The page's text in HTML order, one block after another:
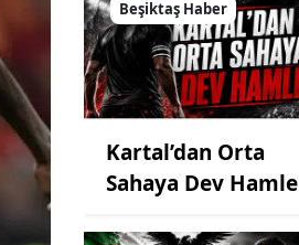
Beşiktaş Haber
Kartal’dan Orta
Sahaya Dev Hamle